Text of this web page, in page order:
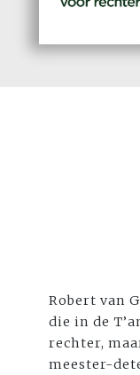
Robert van
die in de
rechter,
meester-